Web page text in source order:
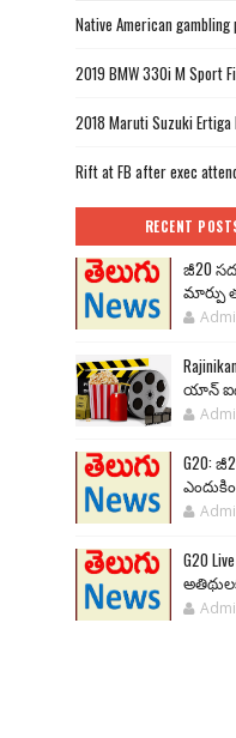
Native American
2019 BMW 330i M Sport
2018 Maruti Suzuki Ertiga
Rift at FB after exec
RECENT
జీ20
మార్పు
యాన్
G20:
G20